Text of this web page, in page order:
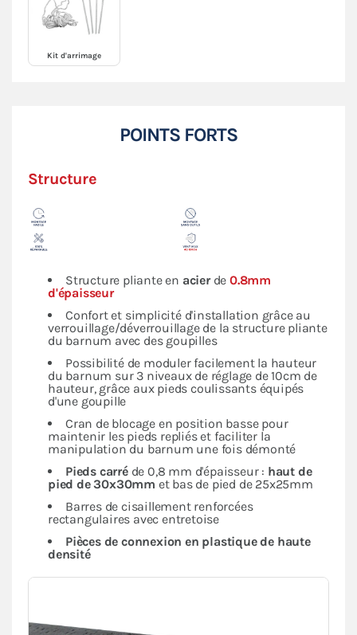
Kit d'arrimage
POINTS FORTS
Structure
Structure pliante en acier de0.8mm
d'épaisseur
Confort et simplicité d'installation grâce au
verrouillage/déverrouillage de la structure pliante
du barnum avec des goupilles
Possibilité de moduler facilement la hauteur
du barnum sur 3 niveaux de réglage de 10cm de
hauteur, grâce aux pieds coulissants équipés
d'une goupille
Cran de blocage en position basse pour
maintenir les pieds repliés et faciliter la
manipulation du barnum une fois démonté
Pieds carréde 0,8 mm d'épaisseur : haut de
pied de 30x30mm et bas de pied de 25x25mm
Barres de cisaillement renforcées
rectangulaires avec entretoise
Pièces de connexion en plastique de haute
densité